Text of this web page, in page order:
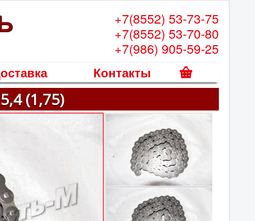
+7(8552) 53-73-75
+7(8552) 53-70-80
+7(986) 905-59-25
Контакты
о
р
з
и
н
а
(1,75)